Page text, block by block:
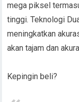
mega piksel
tinggi. Teknologi
meningkatkan
akan tajam dan
Kepingin beli?